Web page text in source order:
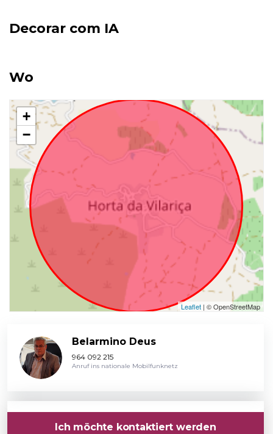
Decorar com IA
Wo
+
−
Leaflet | © OpenStreetMap
Belarmino Deus
964 092 215
Anruf ins nationale Mobilfunknetz
Ich möchte kontaktiert werden